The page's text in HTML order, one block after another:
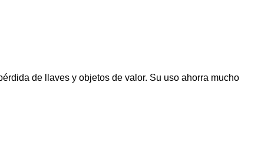
de llaves y objetos de valor. Su uso ahorra mucho